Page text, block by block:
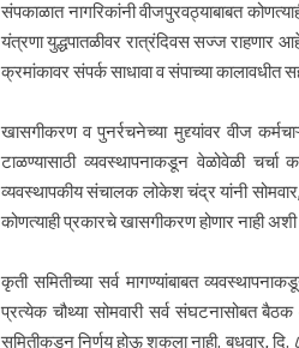
संपकाळात नागरिकांनी वीजपुरवठ्याबाबत
यंत्रणा युद्धपातळीवर रात्रंदिवस सज्ज राहणार
क्रमांकावर संपर्क साधावा व संपाच्या
खासगीकरण व पुनर्रचनेच्या मुद्द्यांवर वीज
टाळण्यासाठी व्यवस्थापनाकडून वेळोवेळी
व्यवस्थापकीय संचालक लोकेश चंद्र यांनी सोमवार,
कोणत्याही प्रकारचे खासगीकरण होणार नाही
कृती समितीच्या सर्व मागण्यांबाबत
प्रत्येक चौथ्या सोमवारी सर्व संघटनासोबत
समितीकडून निर्णय होऊ शकला नाही. बुधवार,